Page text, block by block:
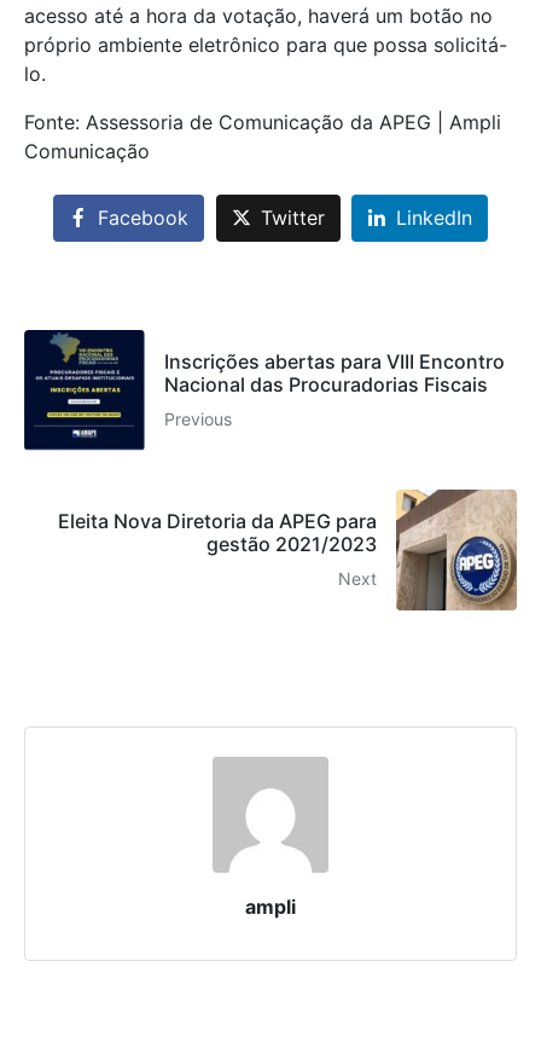
acesso até a hora da votação, haverá um botão no
próprio ambiente eletrônico para que possa solicitá-
lo.
Fonte: Assessoria de Comunicação da APEG | Ampli
Comunicação
Facebook Twitter LinkedIn
Inscrições abertas para VIII Encontro
Nacional das Procuradorias Fiscais
Previous
Eleita Nova Diretoria da APEG para
gestão 2021/2023
Next
ampli